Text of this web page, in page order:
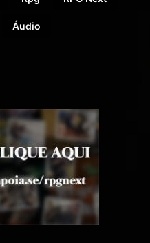
Áudio